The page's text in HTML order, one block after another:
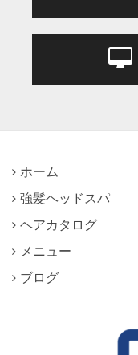
ホーム
強髪ヘッドスパ
ヘアカタログ
メニュー
ブログ